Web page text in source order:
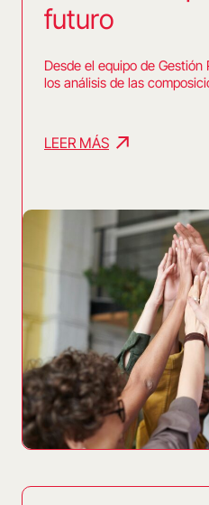
futuro
Desde el equipo de
los análisis de las
LEER MÁS